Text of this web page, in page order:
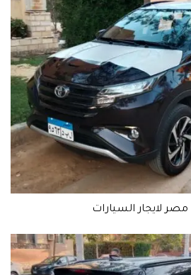
مصر لايجار السيارات